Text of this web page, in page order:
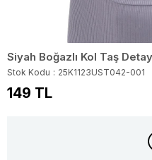
Siyah Boğazlı Kol Taş
Stok Kodu 25K1123UST042-001
149 TL